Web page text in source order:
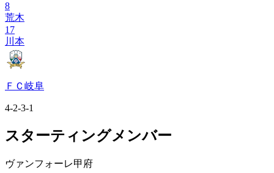
8
荒木
17
川本
ＦＣ岐阜
4-2-3-1
スターティングメンバー
ヴァンフォーレ甲府